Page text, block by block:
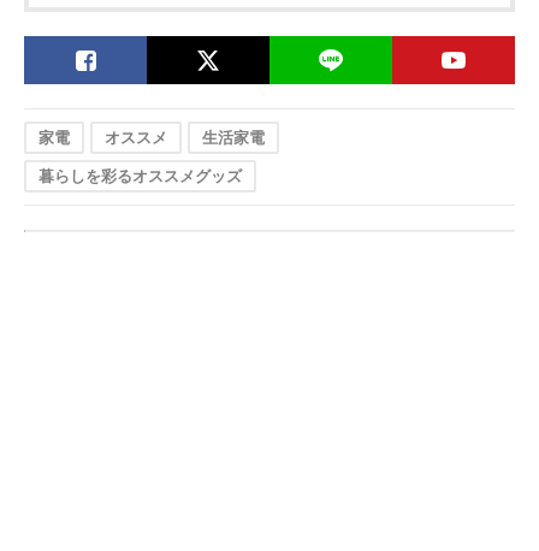
家電 オススメ 生活家電
暮らしを彩るオススメグッズ